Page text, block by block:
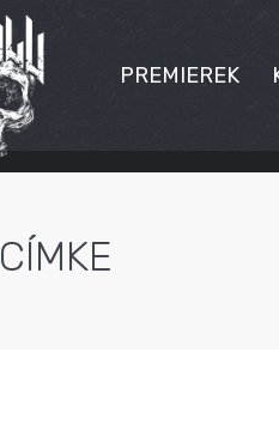
PREMIEREK
CÍMKE